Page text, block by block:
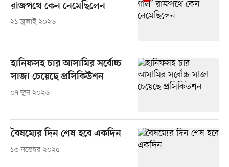
রাজপথে কেন নেমেছিলেন
২১ জুলাই ২০২৬
হানিফসহ চার আসামির সর্বোচ্চ
সাজা চেয়েছে প্রসিকিউশন
০৭ জুন ২০২৬
বৈষম্যের দিন শেষ হবে একদিন
১৩ নভেম্বর ২০২৫